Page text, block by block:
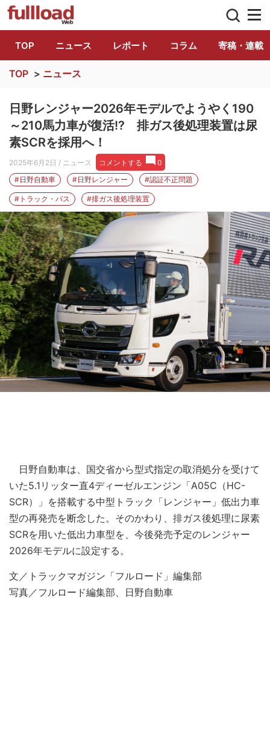
トラック総合情報誌「フルロード」公式
TOP ニュース レポート コラム 寄稿・連載
TOP > ニュース
日野レンジャー2026年モデルでようやく190
～210馬力車が復活!? 排ガス後処理装置は尿
素SCRを採用へ！
2025年6月2日 / ニュース コメントする
0
#日野自動車
#日野レンジャー #認証不正問題
#トラック・バス #排ガス後処理装置
日野自動車は、国交省から型式指定の取消処分を受けて
いた5.1リッター直4ディーゼルエンジン「A05C（HC-
SCR）」を搭載する中型トラック「レンジャー」低出力車
型の再発売を断念した。そのかわり、排ガス後処理に尿素
SCRを用いた低出力車型を、今後発売予定のレンジャー
2026年モデルに設定する。
文／トラックマガジン「フルロード」編集部
写真／フルロード編集部、日野自動車